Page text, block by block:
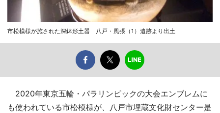
市松模様が施された深鉢形土器 八戸・風張（1）遺跡より出土
2020年東京五輪・パラリンピックの大会エンブレムに
も使われている市松模様が、八戸市埋蔵文化財センター是